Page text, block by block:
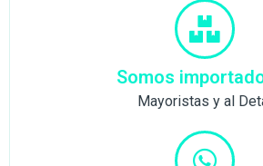
Somos
Mayoristas y al